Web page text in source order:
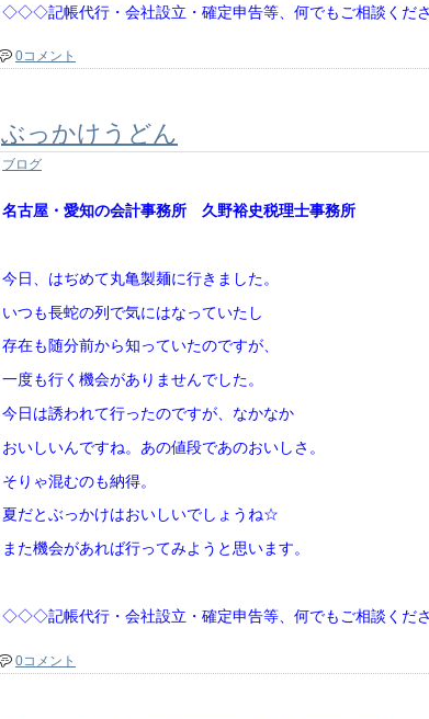
◇◇◇記帳代行・会社設立・確定申告等、何でもご相談く
0コメント
ぶっかけうどん
ブログ
名古屋・愛知の会計事務所 久野裕史税理士事務所
今日、はぢめて丸亀製麺に行きました。
いつも長蛇の列で気にはなっていたし
存在も随分前から知っていたのですが、
一度も行く機会がありませんでした。
今日は誘われて行ったのですが、なかなか
おいしいんですね。あの値段であのおいしさ。
そりゃ混むのも納得。
夏だとぶっかけはおいしいでしょうね☆
また機会があれば行ってみようと思います。
◇◇◇記帳代行・会社設立・確定申告等、何でもご相談く
0コメント